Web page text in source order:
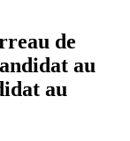
de
au
au